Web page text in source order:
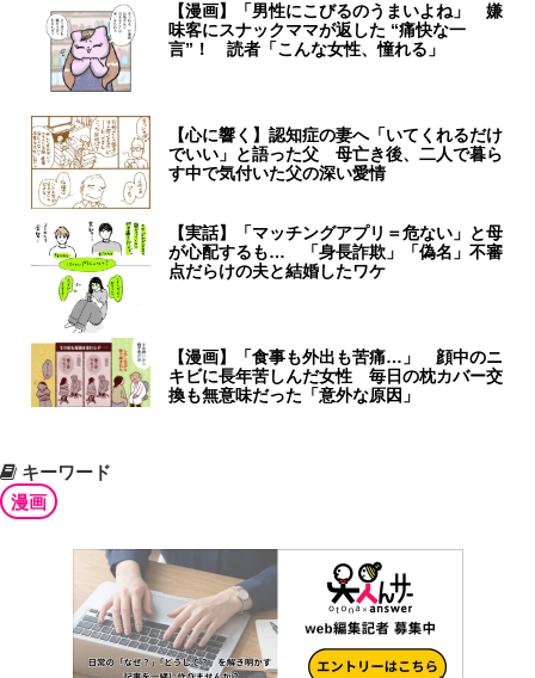
【漫画】「男性にこびるのうまいよね」 嫌
味客にスナックママが返した “痛快な一
言”！ 読者「こんな女性、憧れる」
【心に響く】認知症の妻へ「いてくれるだけ
でいい」と語った父 母亡き後、二人で暮ら
す中で気付いた父の深い愛情
【実話】「マッチングアプリ＝危ない」と母
が心配するも… 「身長詐欺」「偽名」不審
点だらけの夫と結婚したワケ
【漫画】「食事も外出も苦痛…」 顔中のニ
キビに長年苦しんだ女性 毎日の枕カバー交
換も無意味だった「意外な原因」
キーワード
漫画